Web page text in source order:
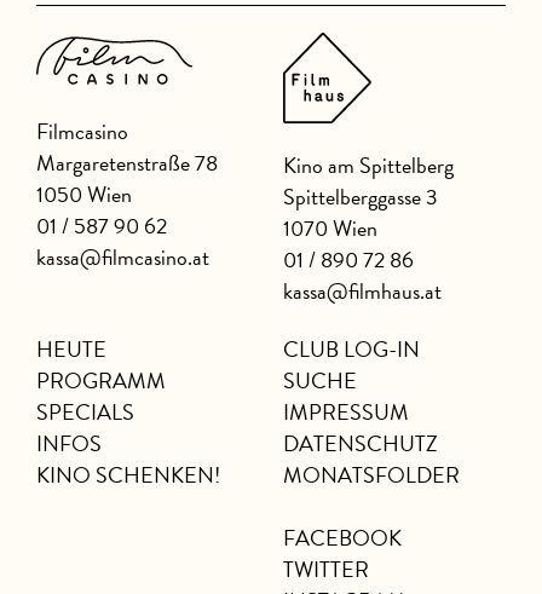
Filmcasino
Margaretenstraße 78
1050 Wien
01 / 587 90 62
kassa@filmcasino.at
Kino am Spittelberg
Spittelberggasse 3
1070 Wien
01 / 890 72 86
kassa@filmhaus.at
HEUTE
PROGRAMM
SPECIALS
INFOS
KINO SCHENKEN!
CLUB LOG-IN
SUCHE
IMPRESSUM
DATENSCHUTZ
MONATSFOLDER
FACEBOOK
TWITTER